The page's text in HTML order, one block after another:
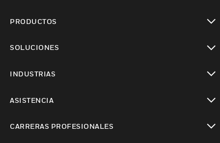
PRODUCTOS
SOLUCIONES
INDUSTRIAS
ASISTENCIA
CARRERAS PROFESIONALES